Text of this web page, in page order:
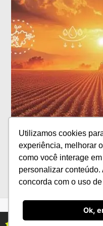
Utilizamos cookies
experiência, melhorar
como você interage
personalizar
concorda com o uso
Ok,
HGS Bioscience